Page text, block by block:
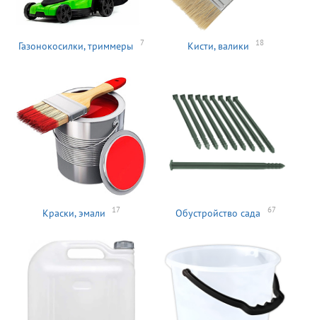
Газонокосилки, триммеры 7 Кисти, валики 18
Краски, эмали 17 Обустройство сада 67